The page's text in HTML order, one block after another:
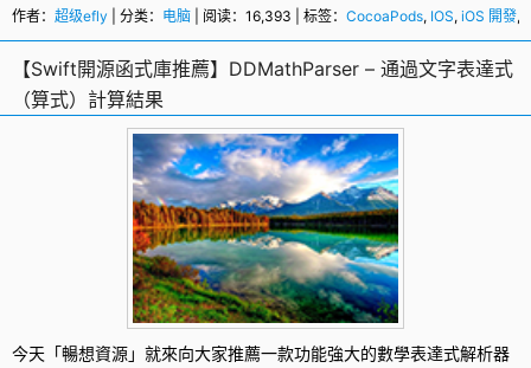
作者： 超级efly | 分类： 电脑 | 阅读：16,393 | 标签： CocoaPods, IOS, iOS 開發,
【Swift開源函式庫推薦】DDMathParser – 通過文字表達式
（算式）計算結果
今天「暢想資源」就來向大家推薦一款功能強大的數學表達式解析器